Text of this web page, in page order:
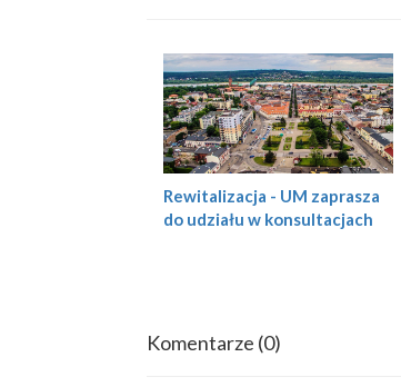
Rewitalizacja - UM zaprasza
do udziału w konsultacjach
Komentarze (0)